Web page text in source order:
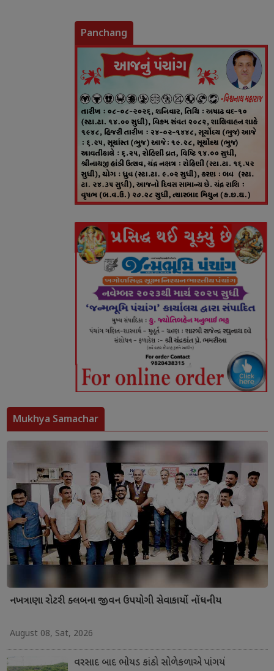
Panchang
Mukhya Samachar
નખત્રાણા રોટરી ક્લબના જીવન ઉપયોગી સેવાકાર્યો નોંધનીય
August 08, Sat, 2026
વરસાદ બાદ ભોયડ કાંઠો સોળેકળાએ પાંગર્યો